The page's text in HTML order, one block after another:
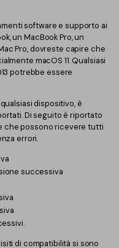
software e supporto ai
un MacBook Pro, un
Pro, dovreste capire che
macOS 11. Qualsiasi
potrebbe essere
dispositivo, è
Di seguito è riportato
che possono ricevere tutti
errori.
successiva
di compatibilità si sono